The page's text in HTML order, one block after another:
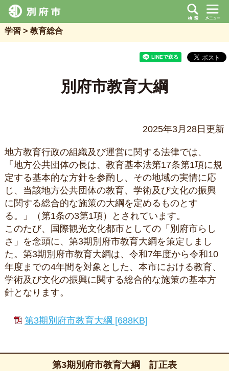
学習 教育総合
別府市教育大綱
2025年3月28日更新
地方教育行政の組織及び運営に関する法律では、
「地方公共団体の長は、教育基本法第17条第1項に規
定する基本的な方針を参酌し、その地域の実情に応
じ、当該地方公共団体の教育、学術及び文化の振興
に関する総合的な施策の大綱を定めるものとす
る。」（第1条の3第1項）とされています。
このたび、国際観光文化都市としての「別府市らし
さ」を念頭に、第3期別府市教育大綱を策定しまし
た。第3期別府市教育大綱は、令和7年度から令和10
年度までの4年間を対象とした、本市における教育、
学術及び文化の振興に関する総合的な施策の基本方
針となります。
第3期別府市教育大綱 [688KB]
第3期別府市教育大綱 訂正表